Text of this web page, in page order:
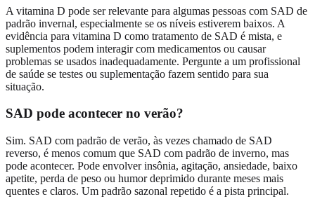
A vitamina D pode ser relevante para algumas pessoas com SAD de
padrão invernal, especialmente se os níveis estiverem baixos. A
evidência para vitamina D como tratamento de SAD é mista, e
suplementos podem interagir com medicamentos ou causar
problemas se usados inadequadamente. Pergunte a um profissional
de saúde se testes ou suplementação fazem sentido para sua
situação.
SAD pode acontecer no verão?
Sim. SAD com padrão de verão, às vezes chamado de SAD
reverso, é menos comum que SAD com padrão de inverno, mas
pode acontecer. Pode envolver insônia, agitação, ansiedade, baixo
apetite, perda de peso ou humor deprimido durante meses mais
quentes e claros. Um padrão sazonal repetido é a pista principal.